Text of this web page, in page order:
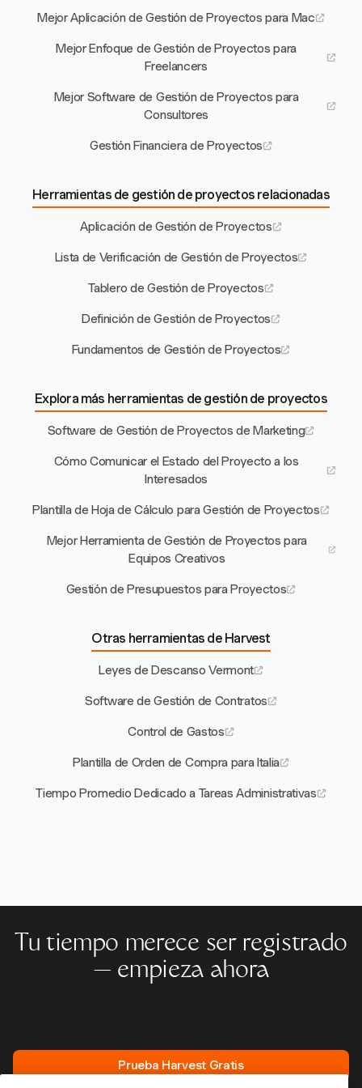
Mejor Aplicación de Gestión de Proyectos para Mac
Mejor Enfoque de Gestión de Proyectos para
Freelancers
Mejor Software de Gestión de Proyectos para
Consultores
Gestión Financiera de Proyectos
Herramientas de gestión de proyectos relacionadas
Aplicación de Gestión de Proyectos
Lista de Verificación de Gestión de Proyectos
Tablero de Gestión de Proyectos
Definición de Gestión de Proyectos
Fundamentos de Gestión de Proyectos
Explora más herramientas de gestión de proyectos
Software de Gestión de Proyectos de Marketing
Cómo Comunicar el Estado del Proyecto a los
Interesados
Plantilla de Hoja de Cálculo para Gestión de Proyectos
Mejor Herramienta de Gestión de Proyectos para
Equipos Creativos
Gestión de Presupuestos para Proyectos
Otras herramientas de Harvest
Leyes de Descanso Vermont
Software de Gestión de Contratos
Control de Gastos
Plantilla de Orden de Compra para Italia
Tiempo Promedio Dedicado a Tareas Administrativas
Tu tiempo merece ser registrado
— empieza ahora
Prueba Harvest Gratis